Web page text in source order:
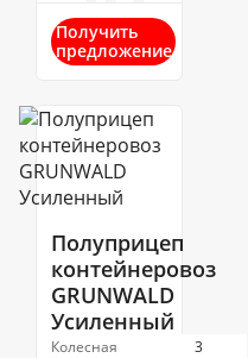
Получить
предложение
Полуприцеп
контейнеровоз
GRUNWALD
Усиленный
Колесная
3